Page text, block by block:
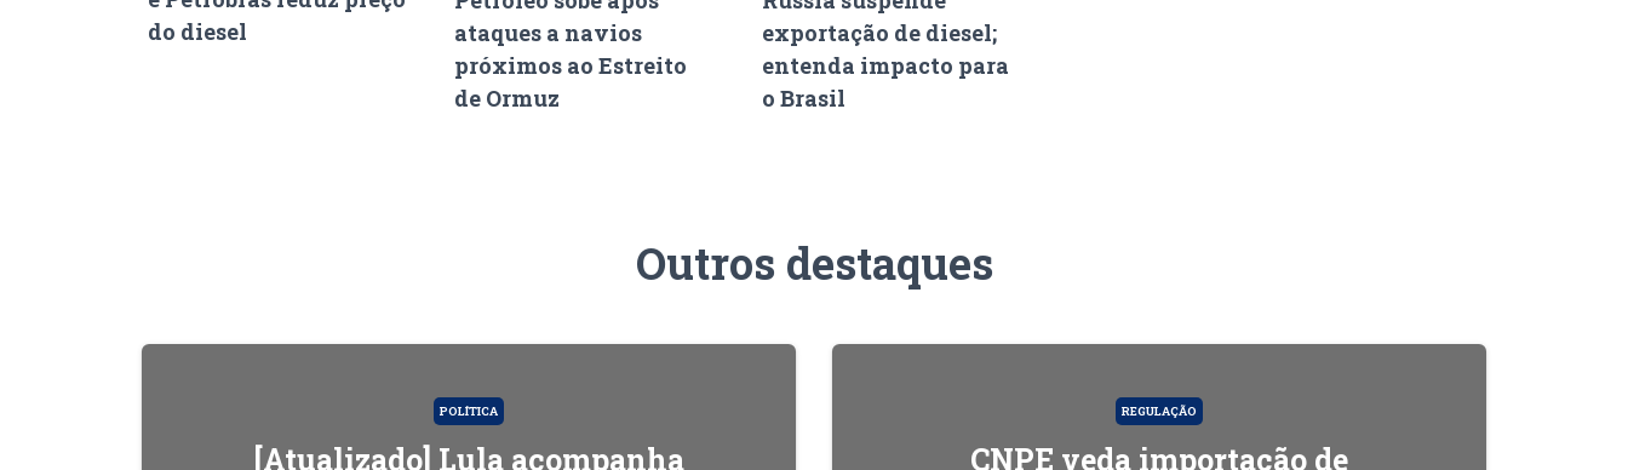
do diesel
ataques a navios
próximos ao Estreito
de Ormuz
exportação de diesel;
entenda impacto para
o Brasil
Outros destaques
POLÍTICA
[Atualizado] Lula acompanha
REGULAÇÃO
CNPE veda importação de